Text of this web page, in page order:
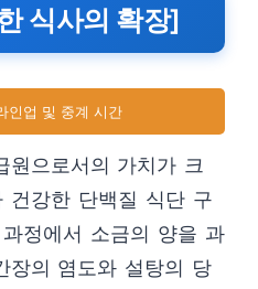
식사의 확장]
인업 및 중계 시간
원으로서의 가치가 크
건강한 단백질 식단 구
정에서 소금의 양을 과
장의 염도와 설탕의 당